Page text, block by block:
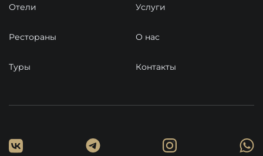
Отели Услуги
Рестораны О нас
Туры Контакты